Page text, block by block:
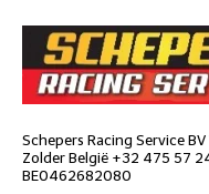
Schepers Racing Service
Zolder België +32 475 57
BE0462682080